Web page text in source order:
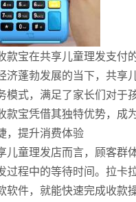
款宝在共享儿童理发支付
济蓬勃发展的当下，共享
模式，满足了家长们对于
款宝凭借其独特优势，成
，提升消费体验
儿童理发店而言，顾客群
过程中的等待时间。拉卡
软件，就能快速完成收款